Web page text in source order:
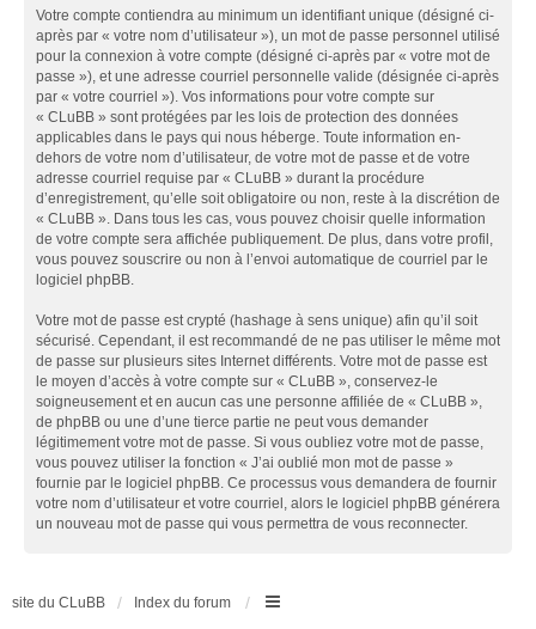
Votre compte contiendra au minimum un identifiant unique (désigné ci-
après par « votre nom d’utilisateur »), un mot de passe personnel utilisé
pour la connexion à votre compte (désigné ci-après par « votre mot de
passe »), et une adresse courriel personnelle valide (désignée ci-après
par « votre courriel »). Vos informations pour votre compte sur
« CLuBB » sont protégées par les lois de protection des données
applicables dans le pays qui nous héberge. Toute information en-
dehors de votre nom d’utilisateur, de votre mot de passe et de votre
adresse courriel requise par « CLuBB » durant la procédure
d’enregistrement, qu’elle soit obligatoire ou non, reste à la discrétion de
« CLuBB ». Dans tous les cas, vous pouvez choisir quelle information
de votre compte sera affichée publiquement. De plus, dans votre profil,
vous pouvez souscrire ou non à l’envoi automatique de courriel par le
logiciel phpBB.
Votre mot de passe est crypté (hashage à sens unique) afin qu’il soit
sécurisé. Cependant, il est recommandé de ne pas utiliser le même mot
de passe sur plusieurs sites Internet différents. Votre mot de passe est
le moyen d’accès à votre compte sur « CLuBB », conservez-le
soigneusement et en aucun cas une personne affiliée de « CLuBB »,
de phpBB ou une d’une tierce partie ne peut vous demander
légitimement votre mot de passe. Si vous oubliez votre mot de passe,
vous pouvez utiliser la fonction « J’ai oublié mon mot de passe »
fournie par le logiciel phpBB. Ce processus vous demandera de fournir
votre nom d’utilisateur et votre courriel, alors le logiciel phpBB générera
un nouveau mot de passe qui vous permettra de vous reconnecter.
site du CLuBB Index du forum